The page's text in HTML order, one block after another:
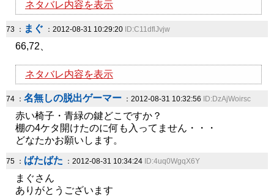
ネタバレ内容を表示
73 ： まぐ ：2012-08-31 10:29:20 ID:C11dflJvjw
66,72、
ネタバレ内容を表示
74 ： 名無しの脱出ゲーマー ：2012-08-31 10:32:56 ID:DzAjWoirsc
赤い椅子・青緑の鍵どこですか？
棚の4ケタ開けたのに何も入ってません・・・
どなたかお願いします。
75 ： ばたばた ：2012-08-31 10:34:24 ID:4uq0WgqX6Y
まぐさん
ありがとうございます